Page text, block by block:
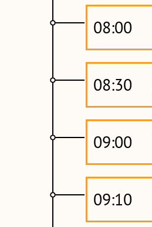
08:00
08:30
09:00
09:10